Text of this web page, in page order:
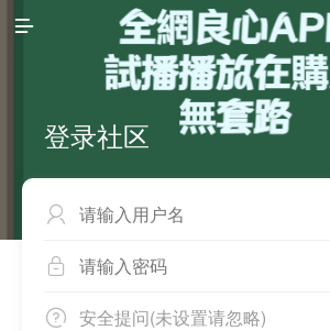

登录社区


 安全提问(未设置请忽略)